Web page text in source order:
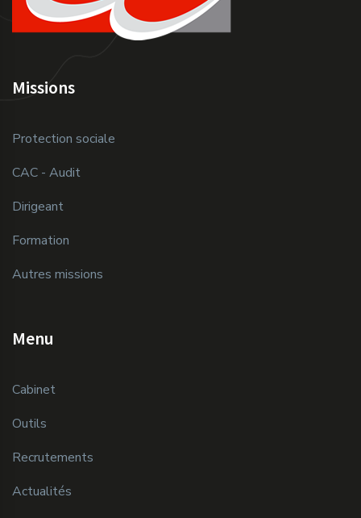
Missions
Protection sociale
CAC - Audit
Dirigeant
Formation
Autres missions
Menu
Cabinet
Outils
Recrutements
Actualités